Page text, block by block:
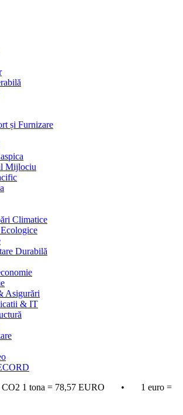
și Furnizare
Mijlociu
Climatice
Durabilă
Asigurări
& IT
CO2 1 tona = 78,57 EURO • 1 euro =